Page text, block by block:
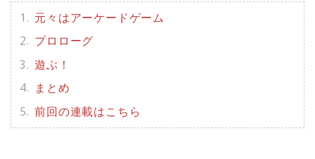
元々はアーケードゲーム
プロローグ
遊ぶ！
まとめ
前回の連載はこちら